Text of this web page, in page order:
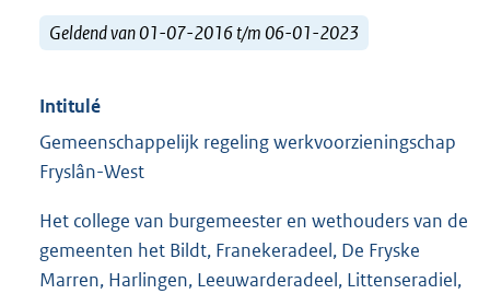
Geldend van 01-07-2016 t/m 06-01-2023
Intitulé
Gemeenschappelijk regeling werkvoorzieningschap
Fryslân-West
Het college van burgemeester en wethouders van de
gemeenten het Bildt, Franekeradeel, De Fryske
Marren, Harlingen, Leeuwarderadeel, Littenseradiel,